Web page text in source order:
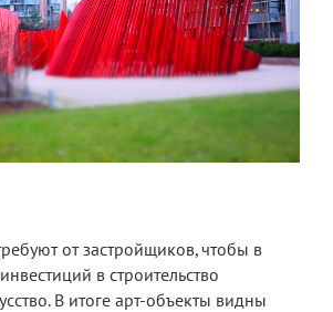
от застройщиков, чтобы в
в строительство
В итоге арт-объекты видны